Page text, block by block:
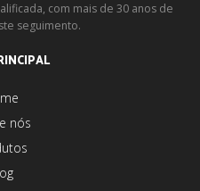
com mais de 30 anos de
seguimento.
nós